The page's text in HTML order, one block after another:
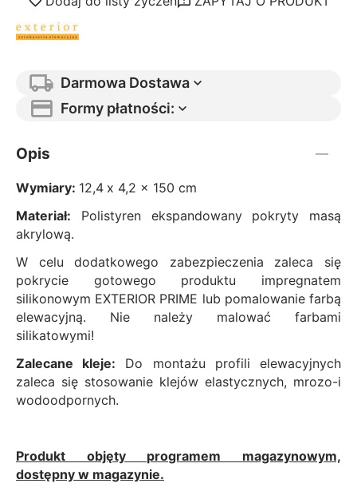
Darmowa Dostawa
Formy płatności:
Opis
Wymiary: 12,4 x 4,2 x 150 cm
Materiał: Polistyren ekspandowany pokryty masą
akrylową.
W celu dodatkowego zabezpieczenia zaleca się
pokrycie gotowego produktu impregnatem
silikonowym EXTERIOR PRIME lub pomalowanie farbą
elewacyjną. Nie należy malować farbami
silikatowymi!
Zalecane kleje: Do montażu profili elewacyjnych
zaleca się stosowanie klejów elastycznych, mrozo-i
wodoodpornych.
Produkt objęty programem magazynowym,
dostępny w magazynie.